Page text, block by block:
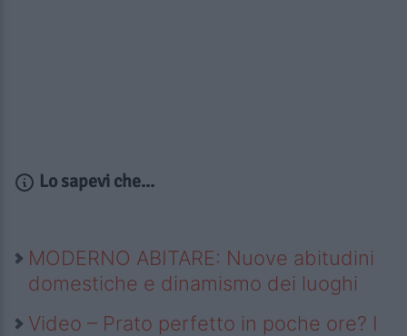
Lo sapevi che...
MODERNO ABITARE: Nuove abitudini
domestiche e dinamismo dei luoghi
Video – Prato perfetto in poche ore? I